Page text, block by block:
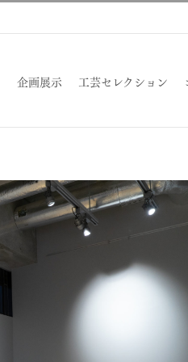
企画展示 工芸セレクション